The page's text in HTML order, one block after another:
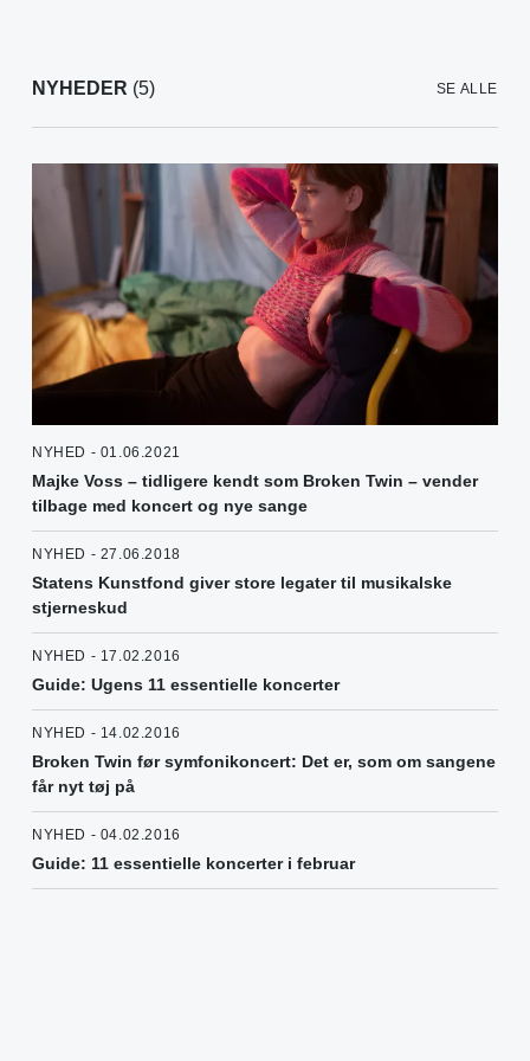
NYHEDER (5) SE ALLE
NYHED - 01.06.2021
Majke Voss – tidligere kendt som Broken Twin – vender
tilbage med koncert og nye sange
NYHED - 27.06.2018
Statens Kunstfond giver store legater til musikalske
stjerneskud
NYHED - 17.02.2016
Guide: Ugens 11 essentielle koncerter
NYHED - 14.02.2016
Broken Twin før symfonikoncert: Det er, som om sangene
får nyt tøj på
NYHED - 04.02.2016
Guide: 11 essentielle koncerter i februar